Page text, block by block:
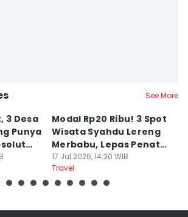
See More
3 Desa
Punya
Modal Rp20 Ribu! 3 Spot
Wisata Syahdu Lereng
Merbabu, Lepas Penat
akhir Pekan!
17 Jul 2026, 14:30 WIB
Travel